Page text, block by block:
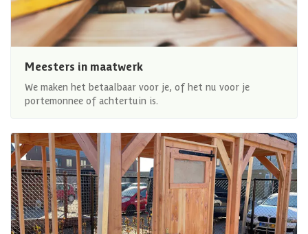
Meesters in maatwerk
We maken het betaalbaar voor je, of het nu voor je
portemonnee of achtertuin is.